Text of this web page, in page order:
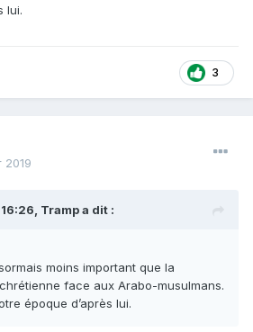
lui.
3
2019
Trampa dit :
moins important que la
face aux Arabo-musulmans.
époque d’après lui.